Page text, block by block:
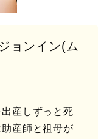
ョンイン(ム
産しずっと死
産師と祖母が